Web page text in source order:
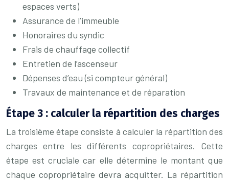
espaces verts)
Assurance de l’immeuble
Honoraires du syndic
Frais de chauffage collectif
Entretien de l’ascenseur
Dépenses d’eau (si compteur général)
Travaux de maintenance et de réparation
Étape 3 : calculer la répartition des charges
La troisième étape consiste à calculer la répartition des
charges entre les différents copropriétaires. Cette
étape est cruciale car elle détermine le montant que
chaque copropriétaire devra acquitter. La répartition